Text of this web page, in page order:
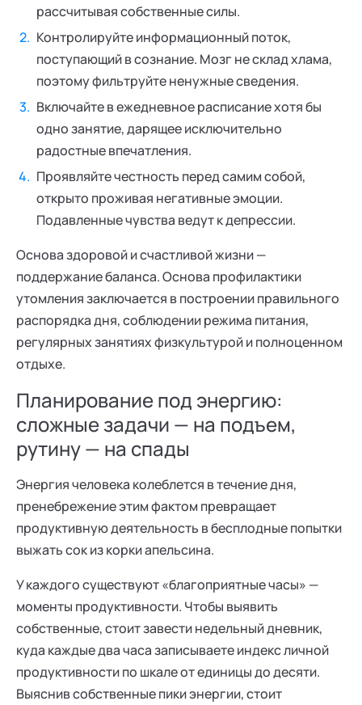
рассчитывая собственные силы.
Контролируйте информационный поток,
поступающий в сознание. Мозг не склад хлама,
поэтому фильтруйте ненужные сведения.
Включайте в ежедневное расписание хотя бы
одно занятие, дарящее исключительно
радостные впечатления.
Проявляйте честность перед самим собой,
открыто проживая негативные эмоции.
Подавленные чувства ведут к депрессии.
Основа здоровой и счастливой жизни —
поддержание баланса. Основа профилактики
утомления заключается в построении правильного
распорядка дня, соблюдении режима питания,
регулярных занятиях физкультурой и полноценном
отдыхе.
Планирование под энергию:
сложные задачи — на подъем,
рутину — на спады
Энергия человека колеблется в течение дня,
пренебрежение этим фактом превращает
продуктивную деятельность в бесплодные попытки
выжать сок из корки апельсина.
У каждого существуют «благоприятные часы» —
моменты продуктивности. Чтобы выявить
собственные, стоит завести недельный дневник,
куда каждые два часа записываете индекс личной
продуктивности по шкале от единицы до десяти.
Выяснив собственные пики энергии, стоит